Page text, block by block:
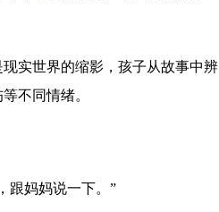
实世界的缩影，孩子从故事中辨
不同情绪。
跟妈妈说一下。”